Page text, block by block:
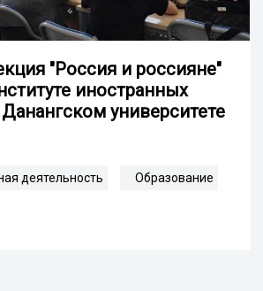
"Россия и россияне"
иностранных
университете
деятельность Образование